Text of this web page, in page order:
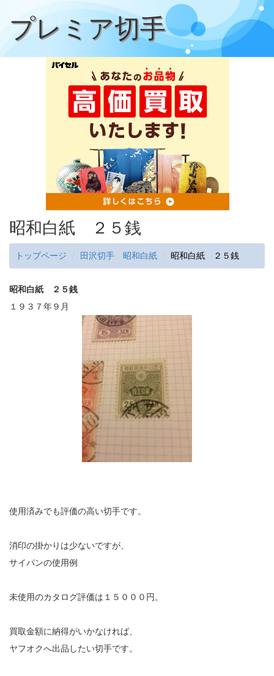
プレミア切手
昭和白紙 ２５銭
トップページ 田沢切手 昭和白紙 昭和白紙 ２５銭
昭和白紙 ２５銭
１９３７年９月
使用済みでも評価の高い切手です。
消印の掛かりは少ないですが、
サイパンの使用例
未使用のカタログ評価は１５０００円。
買取金額に納得がいかなければ、
ヤフオクへ出品したい切手です。